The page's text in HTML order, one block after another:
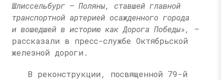
Шлиссельбург — Поляны, ставшей главной
транспортной артерией осажденного города
и вошедшей в историю как Дорога Победы»,
—
рассказали в пресс-службе Октябрьской
железной дороги.
В реконструкции, посвященной 79-й